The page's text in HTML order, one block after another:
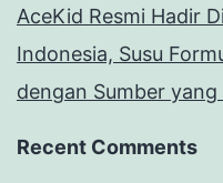
AceKid Resmi Hadir
Indonesia, Susu
dengan Sumber
Recent Comments